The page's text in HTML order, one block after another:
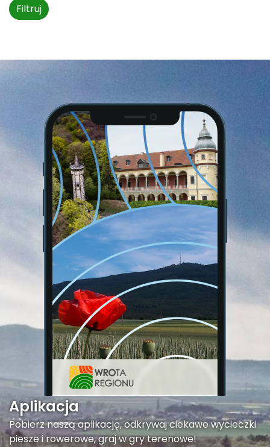
Filtruj
Aplikacja
Pobierz naszą aplikację, odkrywaj ciekawe wycieczki
piesze i rowerowe, graj w gry terenowe!